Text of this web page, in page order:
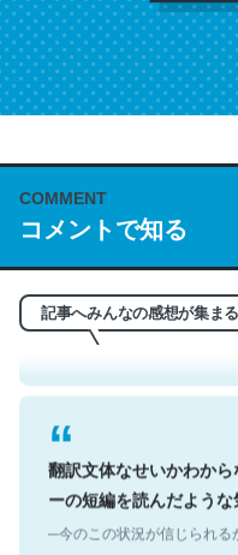
COMMENT
コメントで知る
記事へみんなの感想が集まる
これは名文。彼はとても
う。英語少しでも読める
れ好き。Let’s Fucking
─今のこの状況が信じられる
翻訳文体なせいかわから
ーの短編を読んだような